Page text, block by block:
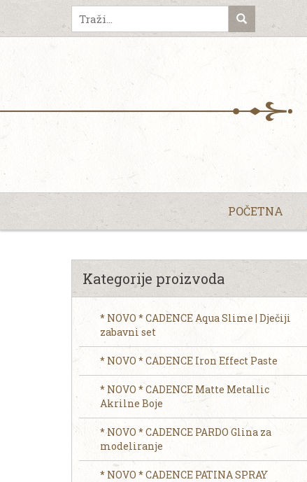
POČETNA
Kategorije proizvoda
* NOVO * CADENCE Aqua Slime | Dječiji
zabavni set
* NOVO * CADENCE Iron Effect Paste
* NOVO * CADENCE Matte Metallic
Akrilne Boje
* NOVO * CADENCE PARDO Glina za
modeliranje
* NOVO * CADENCE PATINA SPRAY